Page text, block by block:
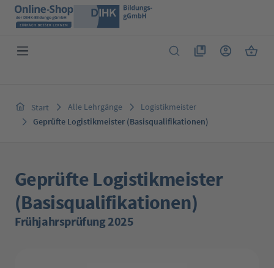
Zum Hauptinhalt springen
Du hast 0 Produkte
Start Alle Lehrgänge
Logistikmeister
Geprüfte Logistikmeister (Basisqualifikationen)
Geprüfte Logistikmeister
(Basisqualifikationen)
Frühjahrsprüfung 2025